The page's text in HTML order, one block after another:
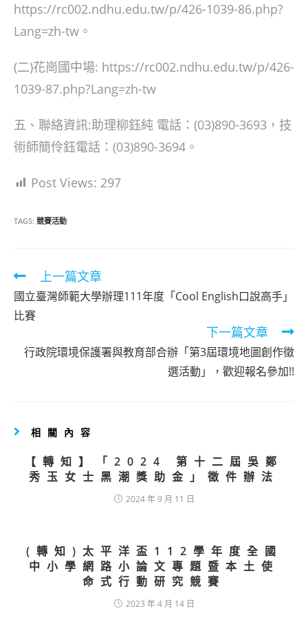
https://rc002.ndhu.edu.tw/p/426-1039-86.php?
Lang=zh-tw。
(二)花崗國中場: https://rc002.ndhu.edu.tw/p/426-
1039-87.php?Lang=zh-tw
五、聯絡資訊:助理柳鈺純 電話：(03)890-3693，技
術師簡伶鈺電話：(03)890-3694。
Post Views: 297
TAGS: 競賽活動
Read
more
articles
上一篇文章
國立臺灣師範大學辦理111年度「Cool English口說高手」
比賽
下一篇文章
行政院環境保護署與教育部合辦「第3屆環境地圖創作徵
選活動」，歡迎報名參加!!
相關內容
【轉知】「2024 第十二屆吳鄭
秀玉女士黑潮獎助金」徵件辦法
2024 年 9 月 11 日
(轉知)太平洋盃112學年度全國
中小學網路小論文專題暨本土使
命式行動研究競賽
2023 年 4 月 14 日